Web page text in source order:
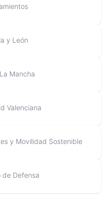
y León
Mancha
Valenciana
y Movilidad Sostenible
de Defensa